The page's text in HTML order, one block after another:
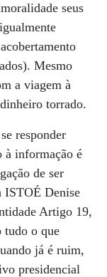
seus
Mesmo
a viagem à
torrado.
responder
à informação é
de ser
ISTOÉ Denise
Artigo 19,
tudo o que
já é ruim,
presidencial